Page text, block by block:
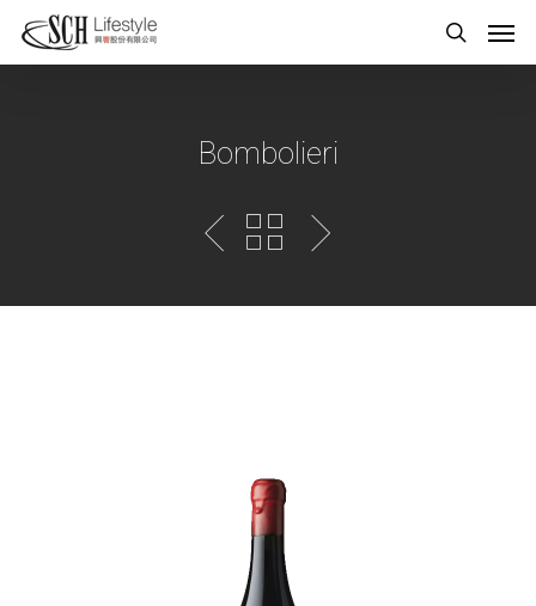
Bombolieri